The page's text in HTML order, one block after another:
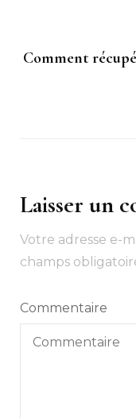
Comment
Laisser un
Votre adresse e-
champs
Commentaire